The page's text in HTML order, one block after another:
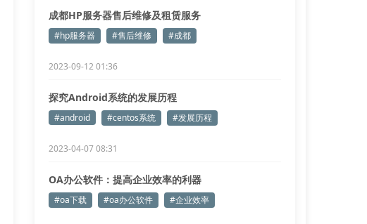
成都HP服务器售后维修及租赁服务
#hp服务器 #售后维修 #成都
2023-09-12 01:36
探究Android系统的发展历程
#android #centos系统 #发展历程
2023-04-07 08:31
OA办公软件：提高企业效率的利器
#oa下载 #oa办公软件 #企业效率